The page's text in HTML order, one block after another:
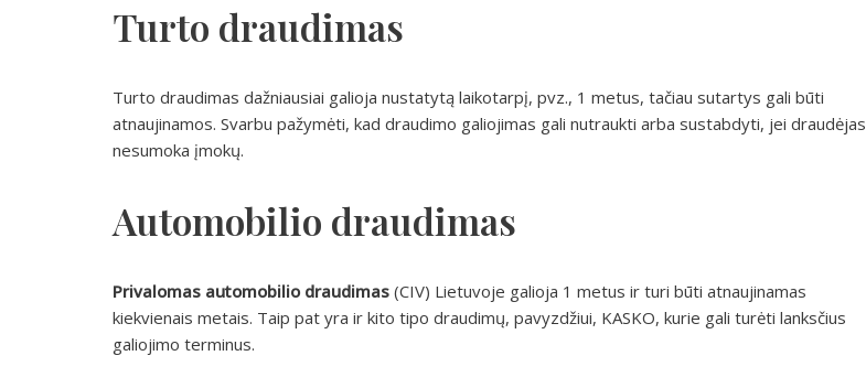
Turto draudimas
Turto draudimas dažniausiai galioja nustatytą laikotarpį, pvz., 1 metus, tačiau sutartys gali būti
atnaujinamos. Svarbu pažymėti, kad draudimo galiojimas gali nutraukti arba sustabdyti, jei draudėjas
nesumoka įmokų.
Automobilio draudimas
Privalomas automobilio draudimas (CIV) Lietuvoje galioja 1 metus ir turi būti atnaujinamas
kiekvienais metais. Taip pat yra ir kito tipo draudimų, pavyzdžiui, KASKO, kurie gali turėti lanksčius
galiojimo terminus.